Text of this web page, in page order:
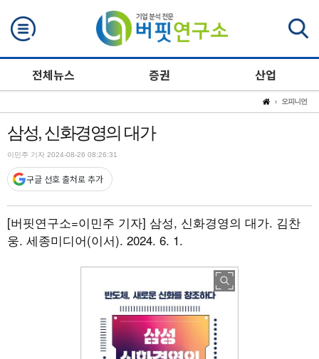
전체뉴스 증권 산업
오피니언
삼성, 신화경영의 대가
이민주 기자 2024-08-26 08:26:31
구글 선호 출처로 추가
[버핏연구소=이민주 기자] 삼성, 신화경영의 대가. 김찬
웅. 세종미디어(이서). 2024. 6. 1.
검색